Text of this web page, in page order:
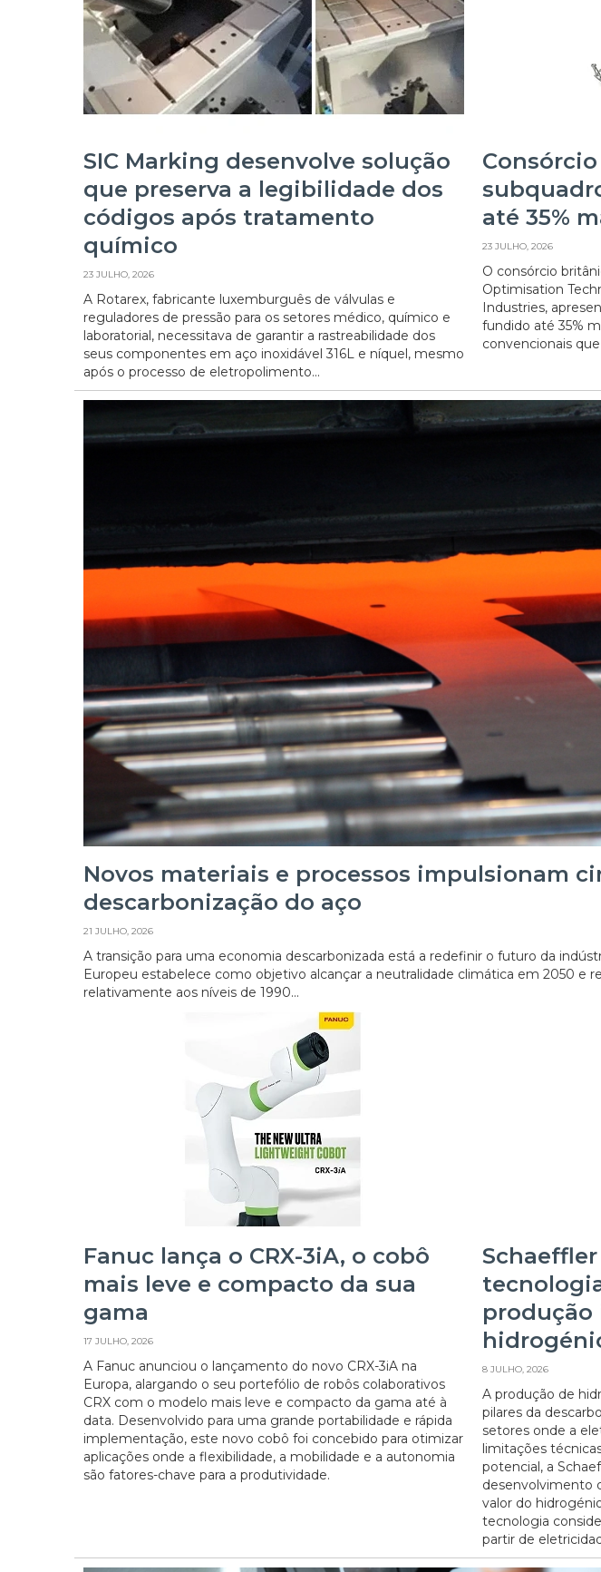
SIC Marking desenvolve solução
que preserva a legibilidade dos
códigos após tratamento
químico
23 JULHO, 2026
A Rotarex, fabricante luxemburguês de válvulas e
reguladores de pressão para os setores médico, químico e
laboratorial, necessitava de garantir a rastreabilidade dos
seus componentes em aço inoxidável 316L e níquel, mesmo
após o processo de eletropolimento...
até 35%
23 JULHO, 2026
O consórcio
Optimisation
Industries,
fundido até 35%
convencionais
Novos materiais e processos impulsionam
descarbonização do aço
21 JULHO, 2026
A transição para uma economia descarbonizada está a redefinir o futuro da
Europeu estabelece como objetivo alcançar a neutralidade climática em 2050 e
relativamente aos níveis de 1990...
Fanuc lança o CRX-3iA, o cobô
mais leve e compacto da sua
gama
17 JULHO, 2026
A Fanuc anunciou o lançamento do novo CRX-3iA na
Europa, alargando o seu portefólio de robôs colaborativos
CRX com o modelo mais leve e compacto da gama até à
data. Desenvolvido para uma grande portabilidade e rápida
implementação, este novo cobô foi concebido para otimizar
aplicações onde a flexibilidade, a mobilidade e a autonomia
são fatores-chave para a produtividade.
8 JULHO, 2026
A produção de
pilares da
setores onde a
limitações
potencial, a
desenvolvimento
valor do
tecnologia
partir de
20/07/2026 27/07/2026